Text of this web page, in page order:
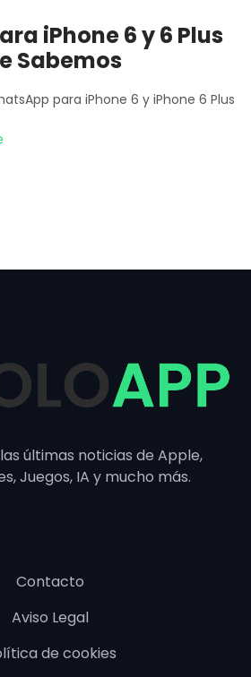
iPhone 6 y 6 Plus
Sabemos
para iPhone 6 y iPhone 6 Plus
últimas noticias de Apple,
Juegos, IA y mucho más.
Contacto
Aviso Legal
de cookies